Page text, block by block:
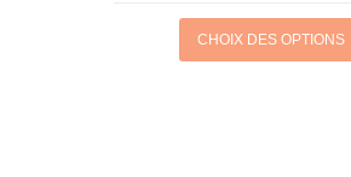
CHOIX DES OPTIONS